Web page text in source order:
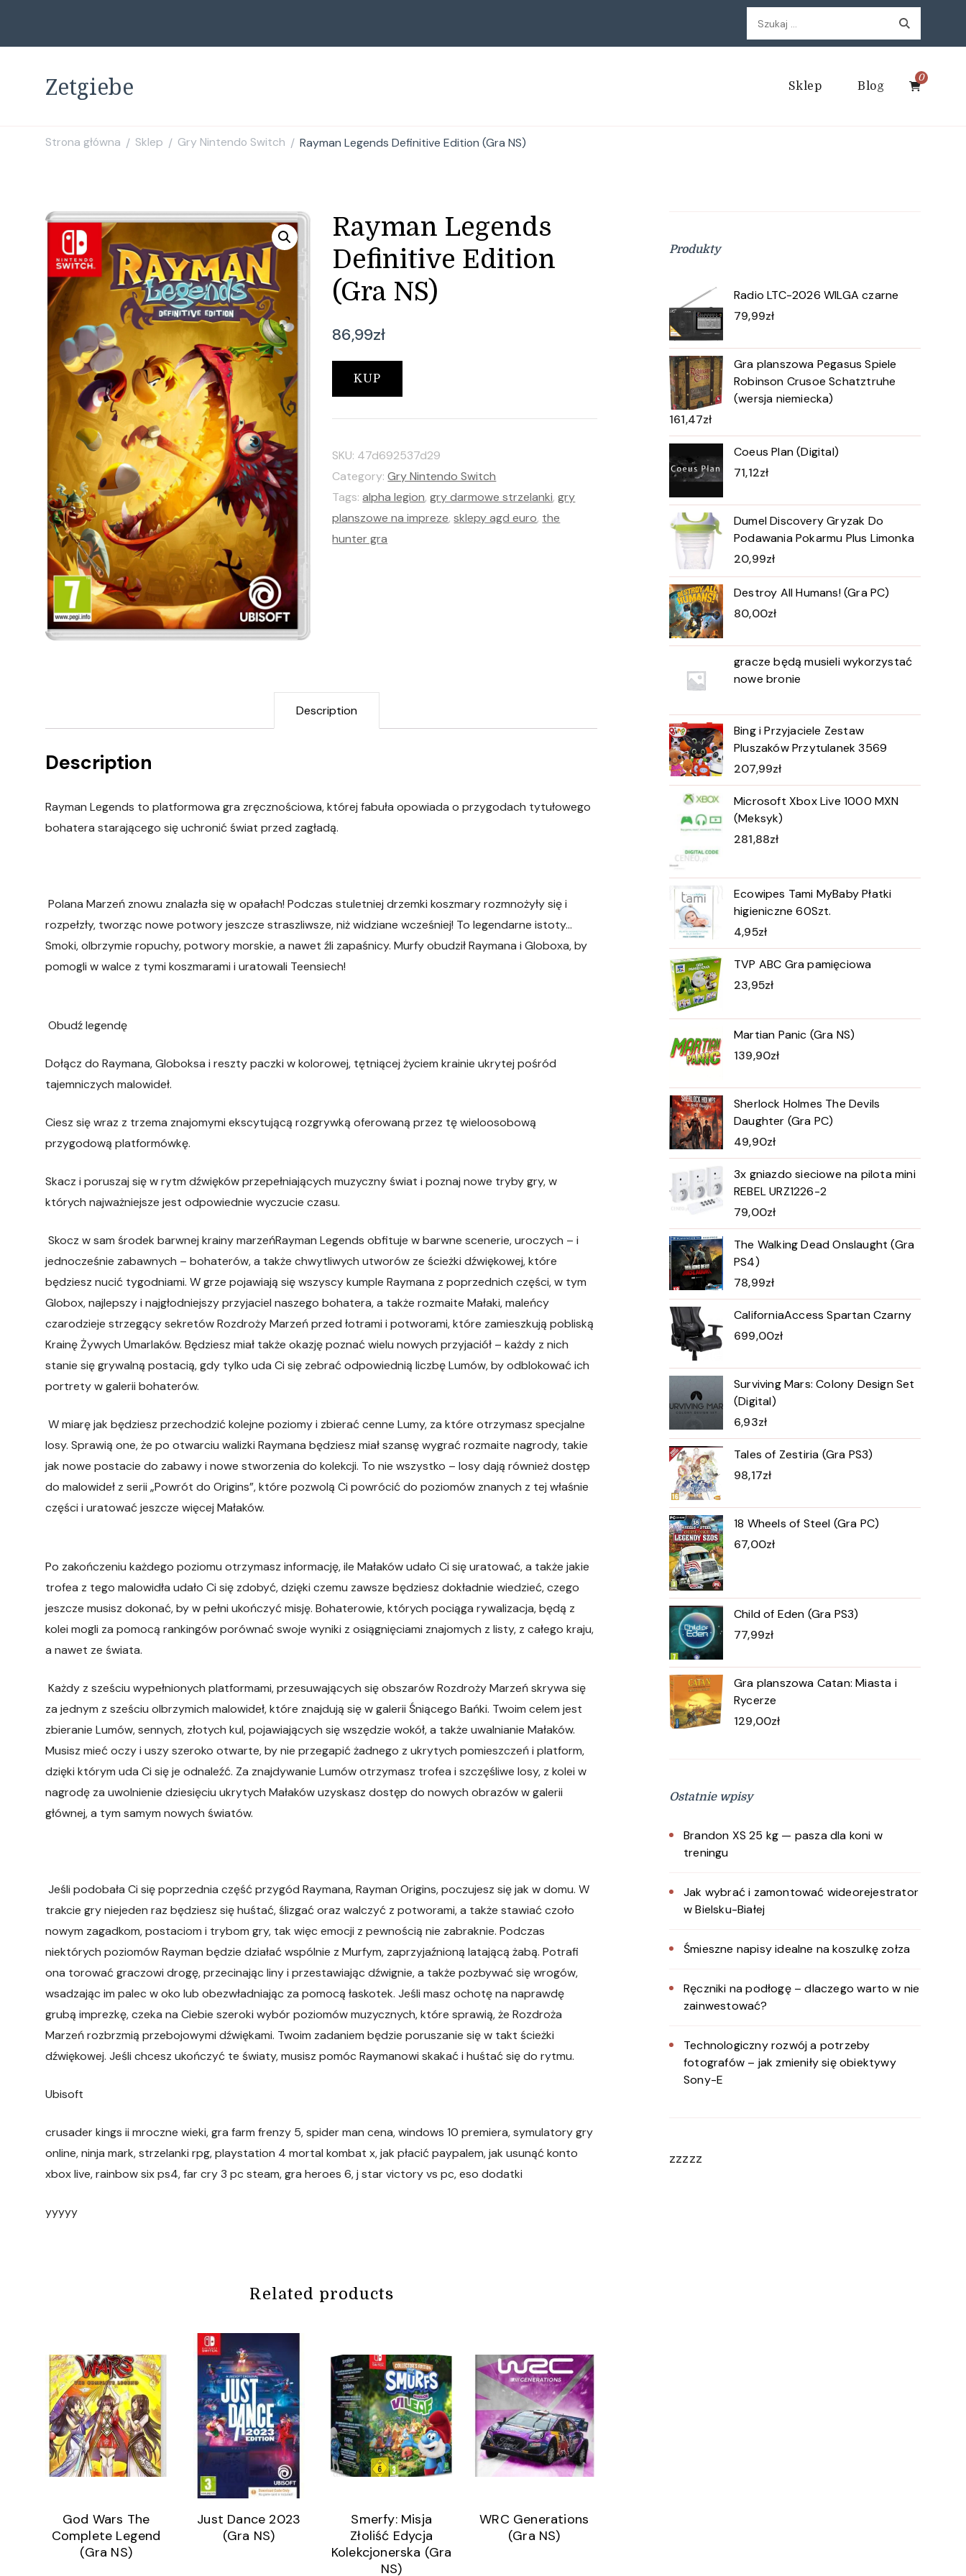
Szukaj:
Zetgiebe Sklep Blog
0
Strona główna / Sklep / Gry Nintendo Switch / Rayman Legends Definitive Edition (Gra NS)
Rayman Legends
Definitive Edition
(Gra NS)
86,99zł
KUP
SKU: 47d692537d29
Category:Gry Nintendo Switch
Tags:alpha legion,gry darmowe strzelanki,gry
planszowe na impreze,sklepy agd euro, the
hunter gra
Description
Description
Rayman Legends to platformowa gra zręcznościowa, której fabuła opowiada o przygodach tytułowego
bohatera starającego się uchronić świat przed zagładą.
Polana Marzeń znowu znalazła się w opałach! Podczas stuletniej drzemki koszmary rozmnożyły się i
rozpełzły, tworząc nowe potwory jeszcze straszliwsze, niż widziane wcześniej! To legendarne istoty…
Smoki, olbrzymie ropuchy, potwory morskie, a nawet źli zapaśnicy. Murfy obudził Raymana i Globoxa, by
pomogli w walce z tymi koszmarami i uratowali Teensiech!
Obudź legendę
Dołącz do Raymana, Globoksa i reszty paczki w kolorowej, tętniącej życiem krainie ukrytej pośród
tajemniczych malowideł.
Ciesz się wraz z trzema znajomymi ekscytującą rozgrywką oferowaną przez tę wieloosobową
przygodową platformówkę.
Skacz i poruszaj się w rytm dźwięków przepełniających muzyczny świat i poznaj nowe tryby gry, w
których najważniejsze jest odpowiednie wyczucie czasu.
Skocz w sam środek barwnej krainy marzeńRayman Legends obfituje w barwne scenerie, uroczych – i
jednocześnie zabawnych – bohaterów, a także chwytliwych utworów ze ścieżki dźwiękowej, które
będziesz nucić tygodniami. W grze pojawiają się wszyscy kumple Raymana z poprzednich części, w tym
Globox, najlepszy i najgłodniejszy przyjaciel naszego bohatera, a także rozmaite Małaki, maleńcy
czarodzieje strzegący sekretów Rozdroży Marzeń przed łotrami i potworami, które zamieszkują pobliską
Krainę Żywych Umarlaków. Będziesz miał także okazję poznać wielu nowych przyjaciół – każdy z nich
stanie się grywalną postacią, gdy tylko uda Ci się zebrać odpowiednią liczbę Lumów, by odblokować ich
portrety w galerii bohaterów.
W miarę jak będziesz przechodzić kolejne poziomy i zbierać cenne Lumy, za które otrzymasz specjalne
losy. Sprawią one, że po otwarciu walizki Raymana będziesz miał szansę wygrać rozmaite nagrody, takie
jak nowe postacie do zabawy i nowe stworzenia do kolekcji. To nie wszystko – losy dają również dostęp
do malowideł z serii „Powrót do Origins”, które pozwolą Ci powrócić do poziomów znanych z tej właśnie
części i uratować jeszcze więcej Małaków.
Po zakończeniu każdego poziomu otrzymasz informację, ile Małaków udało Ci się uratować, a także jakie
trofea z tego malowidła udało Ci się zdobyć, dzięki czemu zawsze będziesz dokładnie wiedzieć, czego
jeszcze musisz dokonać, by w pełni ukończyć misję. Bohaterowie, których pociąga rywalizacja, będą z
kolei mogli za pomocą rankingów porównać swoje wyniki z osiągnięciami znajomych z listy, z całego kraju,
a nawet ze świata.
Każdy z sześciu wypełnionych platformami, przesuwających się obszarów Rozdroży Marzeń skrywa się
za jednym z sześciu olbrzymich malowideł, które znajdują się w galerii Śniącego Bańki. Twoim celem jest
zbieranie Lumów, sennych, złotych kul, pojawiających się wszędzie wokół, a także uwalnianie Małaków.
Musisz mieć oczy i uszy szeroko otwarte, by nie przegapić żadnego z ukrytych pomieszczeń i platform,
dzięki którym uda Ci się je odnaleźć. Za znajdywanie Lumów otrzymasz trofea i szczęśliwe losy, z kolei w
nagrodę za uwolnienie dziesięciu ukrytych Małaków uzyskasz dostęp do nowych obrazów w galerii
głównej, a tym samym nowych światów.
Jeśli podobała Ci się poprzednia część przygód Raymana, Rayman Origins, poczujesz się jak w domu. W
trakcie gry niejeden raz będziesz się huśtać, ślizgać oraz walczyć z potworami, a także stawiać czoło
nowym zagadkom, postaciom i trybom gry, tak więc emocji z pewnością nie zabraknie. Podczas
niektórych poziomów Rayman będzie działać wspólnie z Murfym, zaprzyjaźnioną latającą żabą. Potrafi
ona torować graczowi drogę, przecinając liny i przestawiając dźwignie, a także pozbywać się wrogów,
wsadzając im palec w oko lub obezwładniając za pomocą łaskotek. Jeśli masz ochotę na naprawdę
grubą imprezkę, czeka na Ciebie szeroki wybór poziomów muzycznych, które sprawią, że Rozdroża
Marzeń rozbrzmią przebojowymi dźwiękami. Twoim zadaniem będzie poruszanie się w takt ścieżki
dźwiękowej. Jeśli chcesz ukończyć te światy, musisz pomóc Raymanowi skakać i huśtać się do rytmu.
Ubisoft
crusader kings ii mroczne wieki, gra farm frenzy 5, spider man cena, windows 10 premiera, symulatory gry
online, ninja mark, strzelanki rpg, playstation 4 mortal kombat x, jak płacić paypalem, jak usunąć konto
xbox live, rainbow six ps4, far cry 3 pc steam, gra heroes 6, j star victory vs pc, eso dodatki
yyyyy
Related products
God Wars The
Complete Legend
(Gra NS)
Just Dance 2023
(Gra NS)
Smerfy: Misja
Złoliść Edycja
Kolekcjonerska (Gra
NS)
WRC Generations
(Gra NS)
Produkty
Radio LTC-2026 WILGA czarne
79,99zł
Gra planszowa Pegasus Spiele
Robinson Crusoe Schatztruhe
(wersja niemiecka)
161,47zł
Coeus Plan (Digital)
71,12zł
Dumel Discovery Gryzak Do
Podawania Pokarmu Plus Limonka
20,99zł
Destroy All Humans! (Gra PC)
80,00zł
gracze będą musieli wykorzystać
nowe bronie
Bing i Przyjaciele Zestaw
Pluszaków Przytulanek 3569
207,99zł
Microsoft Xbox Live 1000 MXN
(Meksyk)
281,88zł
Ecowipes Tami MyBaby Płatki
higieniczne 60Szt.
4,95zł
TVP ABC Gra pamięciowa
23,95zł
Martian Panic (Gra NS)
139,90zł
Sherlock Holmes The Devils
Daughter (Gra PC)
49,90zł
3x gniazdo sieciowe na pilota mini
REBEL URZ1226-2
79,00zł
The Walking Dead Onslaught (Gra
PS4)
78,99zł
CaliforniaAccess Spartan Czarny
699,00zł
Surviving Mars: Colony Design Set
(Digital)
6,93zł
Tales of Zestiria (Gra PS3)
98,17zł
18 Wheels of Steel (Gra PC)
67,00zł
Child of Eden (Gra PS3)
77,99zł
Gra planszowa Catan: Miasta i
Rycerze
129,00zł
Ostatnie wpisy
Brandon XS 25 kg — pasza dla koni w
treningu
Jak wybrać i zamontować wideorejestrator
w Bielsku-Białej
Śmieszne napisy idealne na koszulkę zołza
Ręczniki na podłogę – dlaczego warto w nie
zainwestować?
Technologiczny rozwój a potrzeby
fotografów – jak zmieniły się obiektywy
Sony-E
zzzzz